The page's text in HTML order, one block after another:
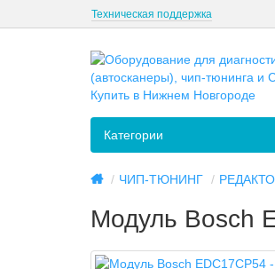
Техническая поддержка
Категории
ЧИП-ТЮНИНГ
Mодуль Bosch